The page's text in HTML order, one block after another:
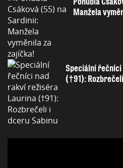
Manžela
Speciální
(†91):